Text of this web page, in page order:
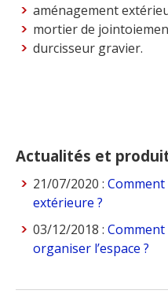
aménagement
mortier de
durcisseur gravier.
Actualités et
21/07/2020 :
extérieure ?
03/12/2018 :
organiser l’espace ?